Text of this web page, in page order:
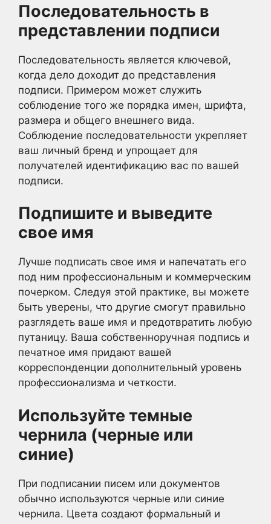
Последовательность в
представлении подписи
Последовательность является ключевой,
когда дело доходит до представления
подписи. Примером может служить
соблюдение того же порядка имен, шрифта,
размера и общего внешнего вида.
Соблюдение последовательности укрепляет
ваш личный бренд и упрощает для
получателей идентификацию вас по вашей
подписи.
Подпишите и выведите
свое имя
Лучше подписать свое имя и напечатать его
под ним профессиональным и коммерческим
почерком. Следуя этой практике, вы можете
быть уверены, что другие смогут правильно
разглядеть ваше имя и предотвратить любую
путаницу. Ваша собственноручная подпись и
печатное имя придают вашей
корреспонденции дополнительный уровень
профессионализма и четкости.
Используйте темные
чернила (черные или
синие)
При подписании писем или документов
обычно используются черные или синие
чернила. Цвета создают формальный и